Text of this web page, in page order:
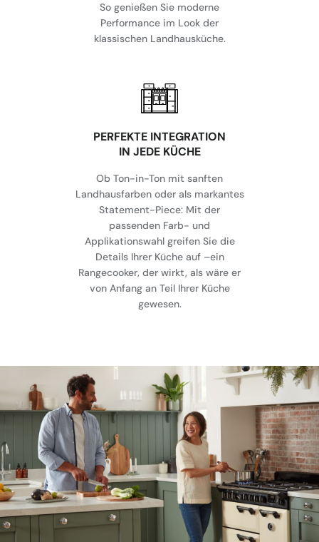
So genießen Sie moderne
Performance im Look der
klassischen Landhausküche.
⁠PERFEKTE INTEGRATION
IN JEDE KÜCHE
Ob Ton-in-Ton mit sanften
Landhausfarben oder als markantes
Statement-Piece: Mit der
passenden Farb- und
Applikationswahl greifen Sie die
Details Ihrer Küche auf –ein
Rangecooker, der wirkt, als wäre er
von Anfang an Teil Ihrer Küche
gewesen.